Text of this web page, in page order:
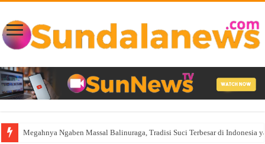
Megahnya Ngaben Massal Balinuraga, Tradisi Suci Terbesar di Indonesia